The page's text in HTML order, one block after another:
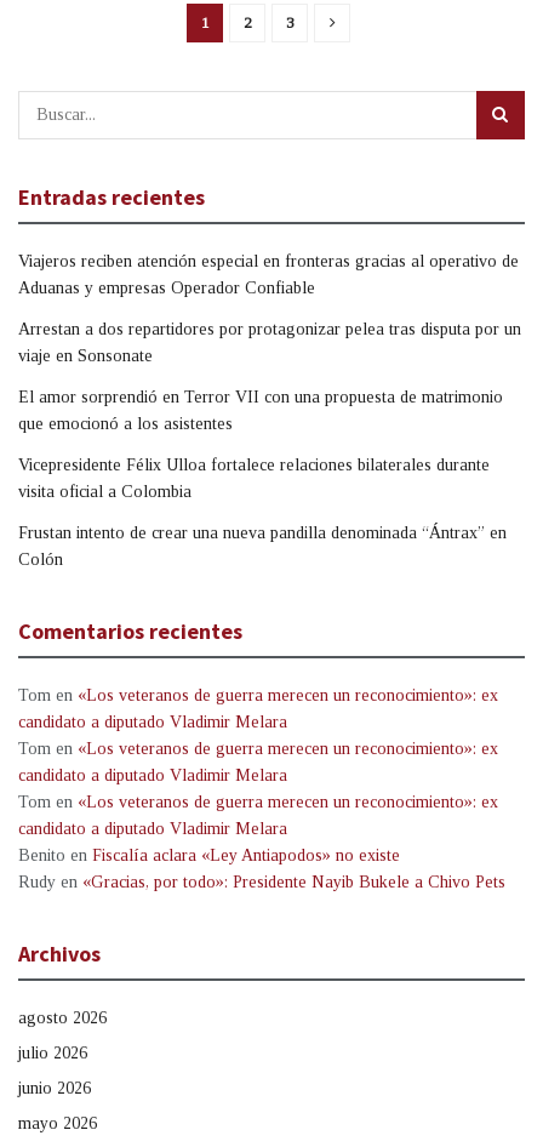
1 2 3
Entradas recientes
Viajeros reciben atención especial en fronteras gracias al operativo de
Aduanas y empresas Operador Confiable
Arrestan a dos repartidores por protagonizar pelea tras disputa por un
viaje en Sonsonate
El amor sorprendió en Terror VII con una propuesta de matrimonio
que emocionó a los asistentes
Vicepresidente Félix Ulloa fortalece relaciones bilaterales durante
visita oficial a Colombia
Frustan intento de crear una nueva pandilla denominada “Ántrax” en
Colón
Comentarios recientes
Tom en «Los veteranos de guerra merecen un reconocimiento»: ex
candidato a diputado Vladimir Melara
Tom en «Los veteranos de guerra merecen un reconocimiento»: ex
candidato a diputado Vladimir Melara
Tom en «Los veteranos de guerra merecen un reconocimiento»: ex
candidato a diputado Vladimir Melara
Benito en Fiscalía aclara «Ley Antiapodos» no existe
Rudy en «Gracias, por todo»: Presidente Nayib Bukele a Chivo Pets
Archivos
agosto 2026
julio 2026
junio 2026
mayo 2026